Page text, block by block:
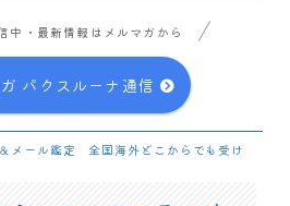
中・最新情報はメルマガから
パクスルーナ通信
メール鑑定 全国海外どこからでも受け